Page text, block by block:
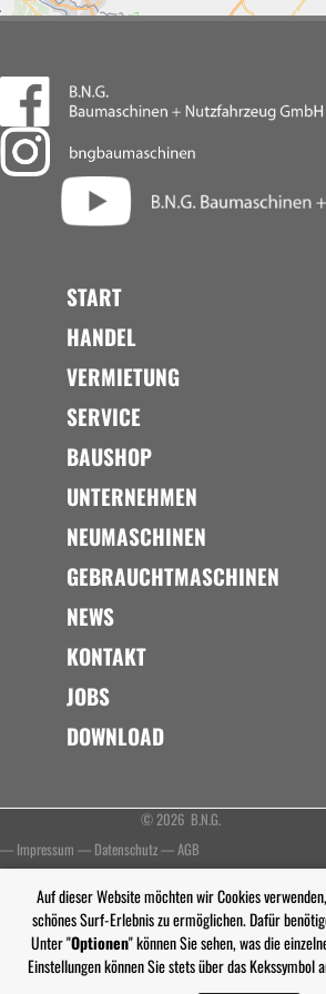
START
HANDEL
VERMIETUNG
SERVICE
BAUSHOP
UNTERNEHMEN
NEUMASCHINEN
GEBRAUCHTMASCHINEN
NEWS
KONTAKT
JOBS
DOWNLOAD
© 2026 B.N.G.
— Impressum — Datenschutz—AGB
Auf dieser Website möchten wir Cookies
schönes Surf-Erlebnis zu ermöglichen. Dafür
Unter "Optionen" können Sie sehen, was die
Einstellungen können Sie stets über das Kekssymbol